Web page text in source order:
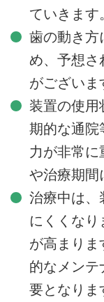
ていきます
歯の動き方
め、予想さ
がございま
装置の使用
期的な通院
力が非常に
や治療期間
治療中は、
にくくなり
が高まりま
的なメンテ
要となりま